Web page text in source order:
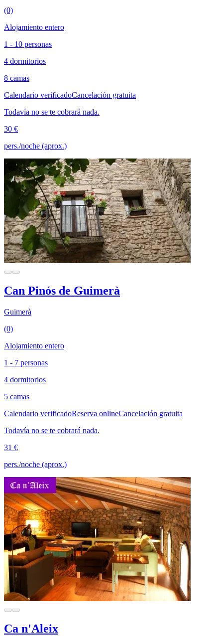
(0)
Alojamiento entero
1 - 10 personas
4 dormitorios
8 camas
Calendario verificadoCancelación gratuita
Todavía no se te cobrará nada.
30 €
pers./noche (aprox.)
Can Pinós de Guimerà
Guimerà
(0)
Alojamiento entero
1 - 7 personas
4 dormitorios
5 camas
Calendario verificadoReserva onlineCancelación gratuita
Todavía no se te cobrará nada.
31 €
pers./noche (aprox.)
Ca n'Aleix